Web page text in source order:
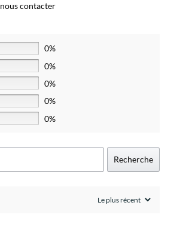
nous contacter
0%
0%
0%
0%
0%
Recherche